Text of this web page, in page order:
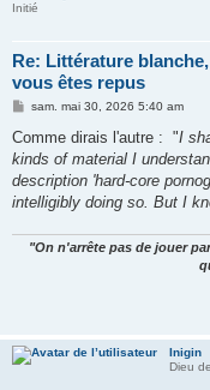
Initié
Re: Littérature
vous êtes repus
M
s
a
g
sam. mai 30, 2026 5:40 am
Comme dirais l'autre : "I
kinds of material I
description 'hard-core
intelligibly doing so. But I
"On n'arrête pas de jouer
Inigin
Dieu